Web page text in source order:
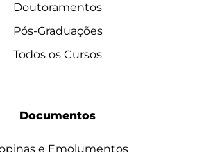
Doutoramentos
Pós-Graduações
Todos os Cursos
Documentos
e Emolumentos